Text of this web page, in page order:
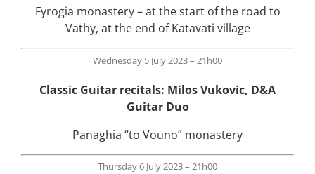
Fyrogia monastery – at the start of the road to
Vathy, at the end of Katavati village
Wednesday 5 July 2023 – 21h00
Classic Guitar recitals: Milos Vukovic, D&A
Guitar Duo
Panaghia “to Vouno” monastery
Thursday 6 July 2023 – 21h00